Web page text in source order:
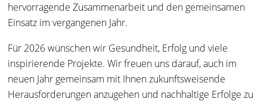
hervorragende Zusammenarbeit und den gemeinsamen
Einsatz im vergangenen Jahr.
Für 2026 wünschen wir Gesundheit, Erfolg und viele
inspirierende Projekte. Wir freuen uns darauf, auch im
neuen Jahr gemeinsam mit Ihnen zukunftsweisende
Herausforderungen anzugehen und nachhaltige Erfolge zu